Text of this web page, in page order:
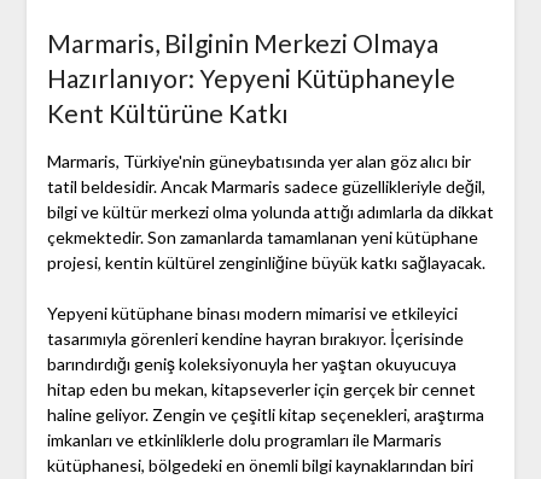
Marmaris, Bilginin Merkezi Olmaya
Hazırlanıyor: Yepyeni Kütüphaneyle
Kent Kültürüne Katkı
Marmaris, Türkiye'nin güneybatısında yer alan göz alıcı bir
tatil beldesidir. Ancak Marmaris sadece güzellikleriyle değil,
bilgi ve kültür merkezi olma yolunda attığı adımlarla da dikkat
çekmektedir. Son zamanlarda tamamlanan yeni kütüphane
projesi, kentin kültürel zenginliğine büyük katkı sağlayacak.
Yepyeni kütüphane binası modern mimarisi ve etkileyici
tasarımıyla görenleri kendine hayran bırakıyor. İçerisinde
barındırdığı geniş koleksiyonuyla her yaştan okuyucuya
hitap eden bu mekan, kitapseverler için gerçek bir cennet
haline geliyor. Zengin ve çeşitli kitap seçenekleri, araştırma
imkanları ve etkinliklerle dolu programları ile Marmaris
kütüphanesi, bölgedeki en önemli bilgi kaynaklarından biri